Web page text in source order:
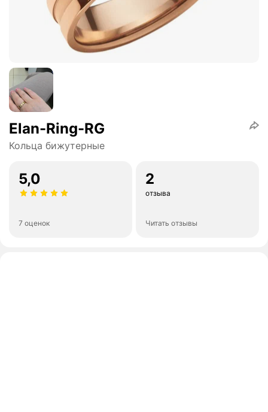
Elan-Ring-RG
Кольца бижутерные
5,0
7 оценок
2
отзыва
Читать отзывы